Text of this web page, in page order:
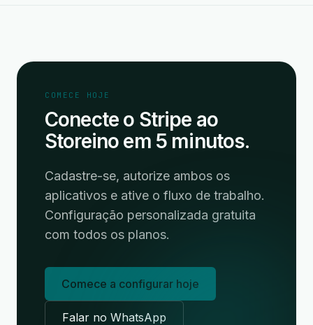
COMECE HOJE
Conecte o Stripe ao
Storeino em 5 minutos.
Cadastre-se, autorize ambos os
aplicativos e ative o fluxo de trabalho.
Configuração personalizada gratuita
com todos os planos.
Comece a configurar hoje
Falar no WhatsApp